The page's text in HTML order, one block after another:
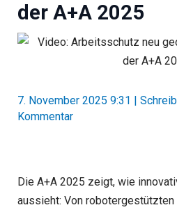
der A+A 2025
7. November 2025 9:31
Kommentar
Die A+A 2025 zeigt, wie
aussieht: Von